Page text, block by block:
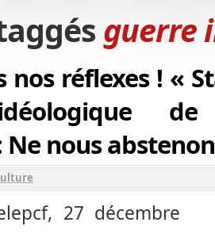
guerre
nos réflexes ! «
de
nous
27 décembre